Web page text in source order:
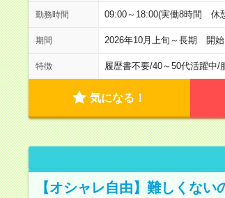
勤務時間 09:00～18:00(実働8時間 休
期間 2026年10月上旬～長期 開
特徴 履歴書不要/40～50代活躍中/
気になる！
【オシャレ自由】難しくな